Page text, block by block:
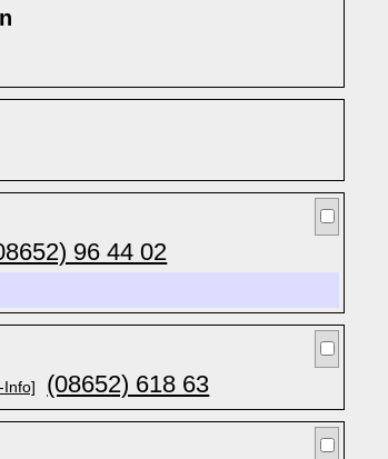
96 44 02
Info] (08652) 618 63